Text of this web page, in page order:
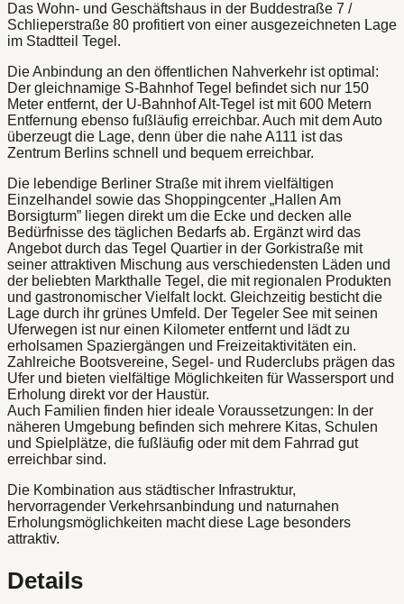
Das Wohn- und Geschäftshaus in der Buddestraße 7 /
Schlieperstraße 80 profitiert von einer ausgezeichneten Lage
im Stadtteil Tegel.
Die Anbindung an den öffentlichen Nahverkehr ist optimal:
Der gleichnamige S-Bahnhof Tegel befindet sich nur 150
Meter entfernt, der U-Bahnhof Alt-Tegel ist mit 600 Metern
Entfernung ebenso fußläufig erreichbar. Auch mit dem Auto
überzeugt die Lage, denn über die nahe A111 ist das
Zentrum Berlins schnell und bequem erreichbar.
Die lebendige Berliner Straße mit ihrem vielfältigen
Einzelhandel sowie das Shoppingcenter „Hallen Am
Borsigturm” liegen direkt um die Ecke und decken alle
Bedürfnisse des täglichen Bedarfs ab. Ergänzt wird das
Angebot durch das Tegel Quartier in der Gorkistraße mit
seiner attraktiven Mischung aus verschiedensten Läden und
der beliebten Markthalle Tegel, die mit regionalen Produkten
und gastronomischer Vielfalt lockt. Gleichzeitig besticht die
Lage durch ihr grünes Umfeld. Der Tegeler See mit seinen
Uferwegen ist nur einen Kilometer entfernt und lädt zu
erholsamen Spaziergängen und Freizeitaktivitäten ein.
Zahlreiche Bootsvereine, Segel- und Ruderclubs prägen das
Ufer und bieten vielfältige Möglichkeiten für Wassersport und
Erholung direkt vor der Haustür.
Auch Familien finden hier ideale Voraussetzungen: In der
näheren Umgebung befinden sich mehrere Kitas, Schulen
und Spielplätze, die fußläufig oder mit dem Fahrrad gut
erreichbar sind.
Die Kombination aus städtischer Infrastruktur,
hervorragender Verkehrsanbindung und naturnahen
Erholungsmöglichkeiten macht diese Lage besonders
attraktiv.
Details